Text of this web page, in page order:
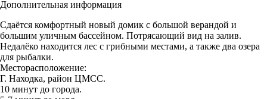
Дополнительная информация
Сдаётся комфортный новый домик с большой верандой и
большим уличным бассейном. Потрясающий вид на залив.
Недалёко находится лес с грибными местами, а также два озера
для рыбалки.
Месторасположение:
Г. Находка, район ЦМСС.
10 минут до города.